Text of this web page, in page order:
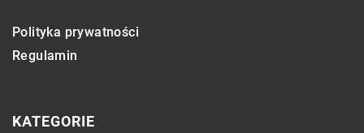
Polityka prywatności
Regulamin
KATEGORIE